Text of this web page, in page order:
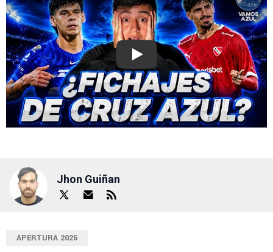
Play
Jhon Guiñan
APERTURA 2026